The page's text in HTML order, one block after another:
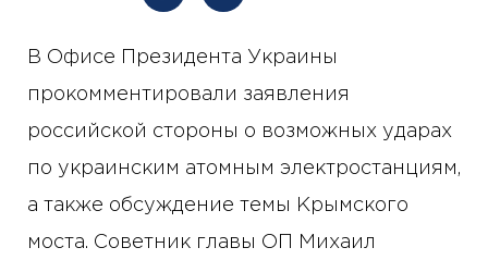
В Офисе Президента Украины
прокомментировали заявления
российской стороны о возможных ударах
по украинским атомным электростанциям,
а также обсуждение темы Крымского
моста. Советник главы ОП Михаил